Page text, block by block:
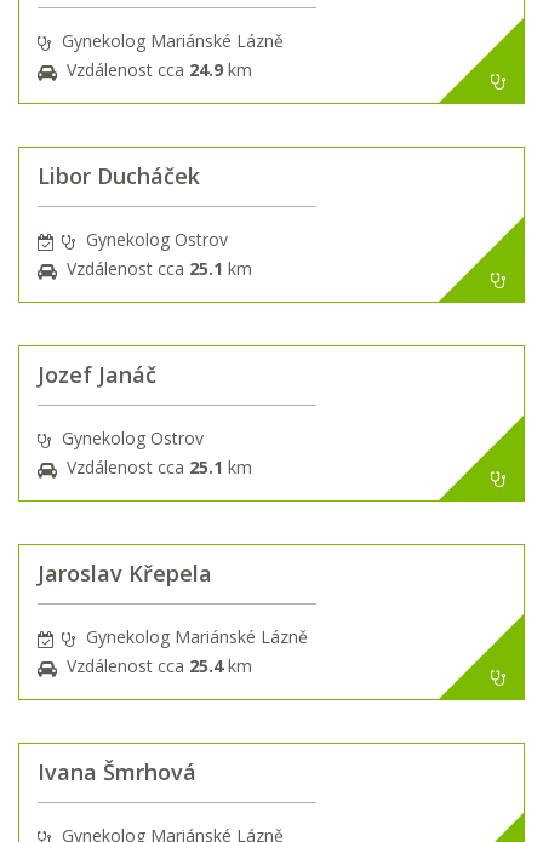
Gynekolog Mariánské Lázně
Vzdálenost cca 24.9 km
Libor Ducháček
Gynekolog Ostrov
Vzdálenost cca 25.1 km
Jozef Janáč
Gynekolog Ostrov
Vzdálenost cca 25.1 km
Jaroslav Křepela
Gynekolog Mariánské Lázně
Vzdálenost cca 25.4km
Ivana Šmrhová
Gynekolog Mariánské Lázně